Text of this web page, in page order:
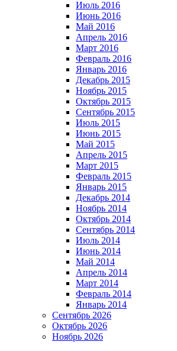
Июль 2016
Июнь 2016
Май 2016
Апрель 2016
Март 2016
Февраль 2016
Январь 2016
Декабрь 2015
Ноябрь 2015
Октябрь 2015
Сентябрь 2015
Июль 2015
Июнь 2015
Май 2015
Апрель 2015
Март 2015
Февраль 2015
Январь 2015
Декабрь 2014
Ноябрь 2014
Октябрь 2014
Сентябрь 2014
Июль 2014
Июнь 2014
Май 2014
Апрель 2014
Март 2014
Февраль 2014
Январь 2014
Сентябрь 2026
Октябрь 2026
Ноябрь 2026